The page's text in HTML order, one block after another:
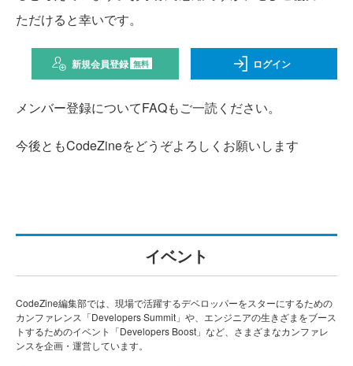
ただけると幸いです。
新規会員登録 無料 ログイン
メンバー登録についてFAQもご一読ください。
今後ともCodeZineをどうぞよろしくお願いします
イベント
CodeZine編集部では、現場で活躍するデベロッパーをスターにするための
カンファレンス「Developers Summit」や、エンジニアの生きざまをブース
トするためのイベント「Developers Boost」など、さまざまなカンファレ
ンスを企画・運営しています。